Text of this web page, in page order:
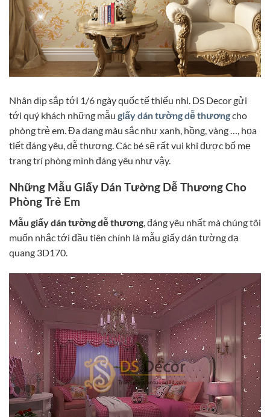
Nhân dịp sắp tới 1/6 ngày quốc tế thiếu nhi. DS Decor gửi
tới quý khách những mẫu giấy dán tường dễ thươngcho
phòng trẻ em. Đa dạng màu sắc như xanh, hồng, vàng …, họa
tiết đáng yêu, dễ thương. Các bé sẽ rất vui khi được bố mẹ
trang trí phòng mình đáng yêu như vậy.
Những Mẫu Giấy Dán Tường Dễ Thương Cho
Phòng Trẻ Em
Mẫu giấy dán tường dễ thương, đáng yêu nhất mà chúng tôi
muốn nhắc tới đầu tiên chính là mẫu giấy dán tường dạ
quang 3D170.